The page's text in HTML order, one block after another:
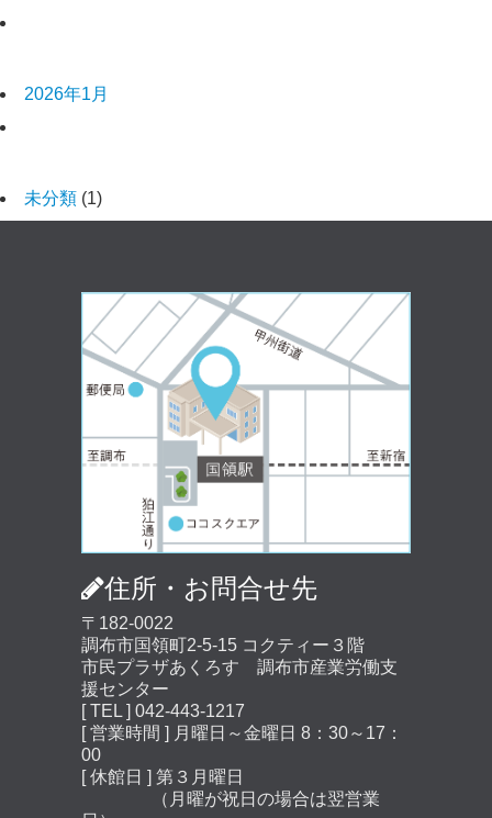
2026年1月
未分類 (1)
住所・お問合せ先
〒182-0022
調布市国領町2-5-15 コクティー３階
市民プラザあくろす 調布市産業労働支
援センター
[ TEL ] 042-443-1217
[ 営業時間 ] 月曜日～金曜日 8：30～17：
00
[ 休館日 ] 第３月曜日
（月曜が祝日の場合は翌営業